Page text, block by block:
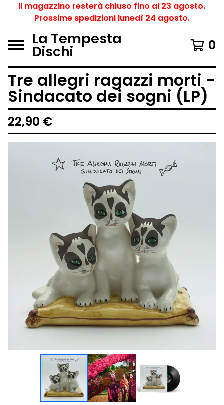
Il magazzino resterà chiuso fino al 23 agosto.
Prossime spedizioni lunedì 24 agosto.
La Tempesta
Dischi 0
Tre allegri ragazzi morti -
Sindacato dei sogni (LP)
22,90 €